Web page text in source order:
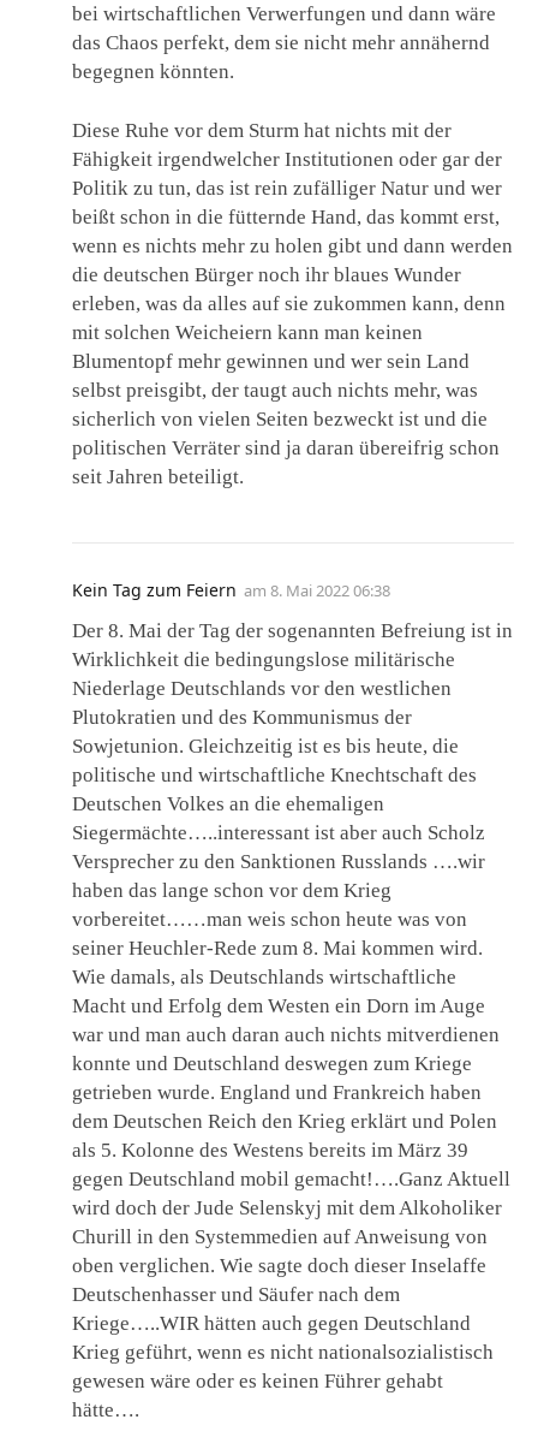
bei wirtschaftlichen Verwerfungen und dann wäre
das Chaos perfekt, dem sie nicht mehr annähernd
begegnen könnten.
Diese Ruhe vor dem Sturm hat nichts mit der
Fähigkeit irgendwelcher Institutionen oder gar der
Politik zu tun, das ist rein zufälliger Natur und wer
beißt schon in die fütternde Hand, das kommt erst,
wenn es nichts mehr zu holen gibt und dann werden
die deutschen Bürger noch ihr blaues Wunder
erleben, was da alles auf sie zukommen kann, denn
mit solchen Weicheiern kann man keinen
Blumentopf mehr gewinnen und wer sein Land
selbst preisgibt, der taugt auch nichts mehr, was
sicherlich von vielen Seiten bezweckt ist und die
politischen Verräter sind ja daran übereifrig schon
seit Jahren beteiligt.
Kein Tag zum Feiern am 8. Mai 2022 06:38
Der 8. Mai der Tag der sogenannten Befreiung ist in
Wirklichkeit die bedingungslose militärische
Niederlage Deutschlands vor den westlichen
Plutokratien und des Kommunismus der
Sowjetunion. Gleichzeitig ist es bis heute, die
politische und wirtschaftliche Knechtschaft des
Deutschen Volkes an die ehemaligen
Siegermächte…..interessant ist aber auch Scholz
Versprecher zu den Sanktionen Russlands ….wir
haben das lange schon vor dem Krieg
vorbereitet……man weis schon heute was von
seiner Heuchler-Rede zum 8. Mai kommen wird.
Wie damals, als Deutschlands wirtschaftliche
Macht und Erfolg dem Westen ein Dorn im Auge
war und man auch daran auch nichts mitverdienen
konnte und Deutschland deswegen zum Kriege
getrieben wurde. England und Frankreich haben
dem Deutschen Reich den Krieg erklärt und Polen
als 5. Kolonne des Westens bereits im März 39
gegen Deutschland mobil gemacht!….Ganz Aktuell
wird doch der Jude Selenskyj mit dem Alkoholiker
Churill in den Systemmedien auf Anweisung von
oben verglichen. Wie sagte doch dieser Inselaffe
Deutschenhasser und Säufer nach dem
Kriege…..WIR hätten auch gegen Deutschland
Krieg geführt, wenn es nicht nationalsozialistisch
gewesen wäre oder es keinen Führer gehabt
hätte….